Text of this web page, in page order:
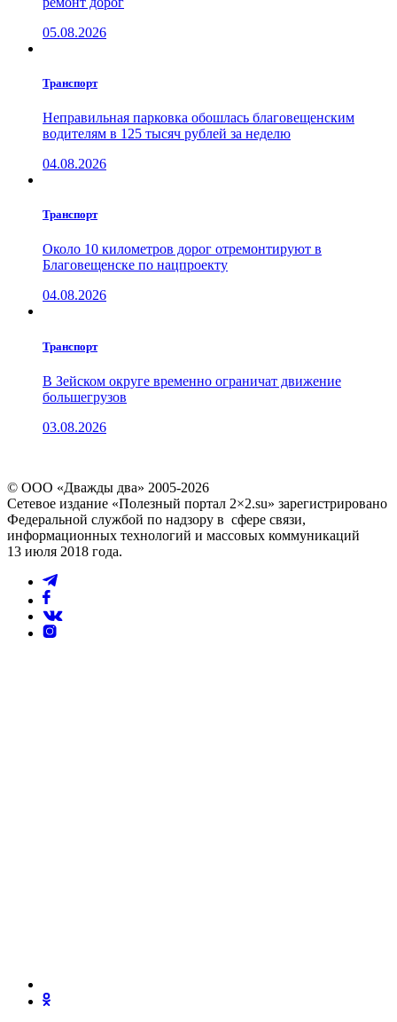
05.08.2026
Транспорт
Неправильная парковка обошлась благовещенским
водителям в 125 тысяч рублей за неделю
04.08.2026
Транспорт
Около 10 километров дорог отремонтируют в
Благовещенске по нацпроекту
04.08.2026
Транспорт
В Зейском округе временно ограничат движение
большегрузов
03.08.2026
© ООО «Дважды два» 2005-2026
Сетевое издание «Полезный портал 2×2.su» зарегистрировано
Федеральной службой по надзору в сфере связи,
информационных технологий и массовых коммуникаций
13 июля 2018 года.